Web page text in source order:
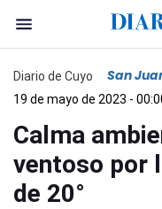
Diario de Cuyo San
19 de mayo de 2023 -
Calma
ventoso por
de 20°